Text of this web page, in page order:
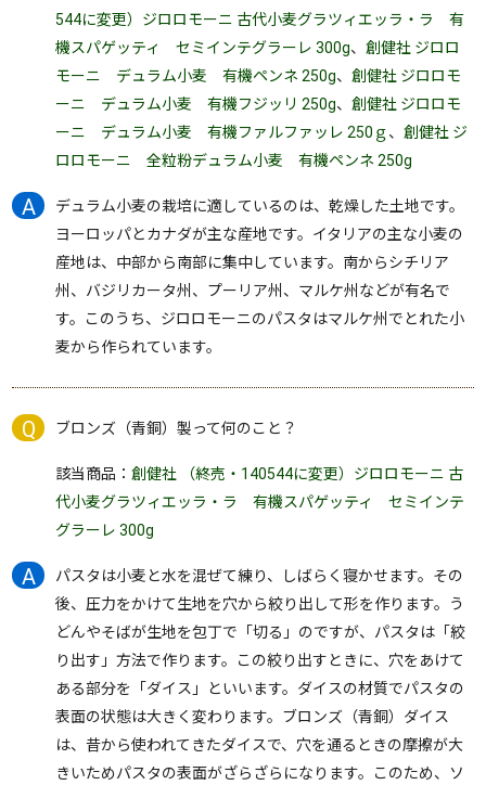
544に変更）ジロロモーニ 古代小麦グラツィエッラ・ラ 有
機スパゲッティ セミインテグラーレ 300g、創健社 ジロロ
モーニ デュラム小麦 有機ペンネ 250g、創健社 ジロロモ
ーニ デュラム小麦 有機フジッリ 250g、創健社 ジロロモ
ーニ デュラム小麦 有機ファルファッレ 250ｇ、創健社 ジ
ロロモーニ 全粒粉デュラム小麦 有機ペンネ 250g
デュラム小麦の栽培に適しているのは、乾燥した土地です。
ヨーロッパとカナダが主な産地です。イタリアの主な小麦の
産地は、中部から南部に集中しています。南からシチリア
州、バジリカータ州、プーリア州、マルケ州などが有名で
す。このうち、ジロロモーニのパスタはマルケ州でとれた小
麦から作られています。
ブロンズ（青銅）製って何のこと？
該当商品：創健社 （終売・140544に変更）ジロロモーニ 古
代小麦グラツィエッラ・ラ 有機スパゲッティ セミインテ
グラーレ 300g
パスタは小麦と水を混ぜて練り、しばらく寝かせます。その
後、圧力をかけて生地を穴から絞り出して形を作ります。う
どんやそばが生地を包丁で「切る」のですが、パスタは「絞
り出す」方法で作ります。この絞り出すときに、穴をあけて
ある部分を「ダイス」といいます。ダイスの材質でパスタの
表面の状態は大きく変わります。ブロンズ（青銅）ダイス
は、昔から使われてきたダイスで、穴を通るときの摩擦が大
きいためパスタの表面がざらざらになります。このため、ソ